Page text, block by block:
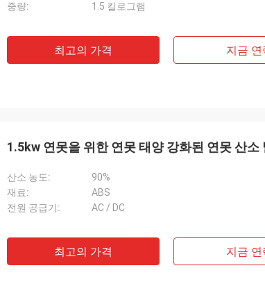
중량:
1.5 킬로그램
최고의 가격 지금 연
1.5kw 연못을 위한 연못 태양 강화된 연못 산소
산소 농도:
90%
재료:
ABS
전원 공급기:
AC / DC
최고의 가격 지금 연